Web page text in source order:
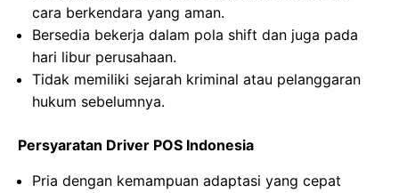
cara berkendara yang aman.
Bersedia bekerja dalam pola shift dan juga pada
hari libur perusahaan.
Tidak memiliki sejarah kriminal atau pelanggaran
hukum sebelumnya.
Persyaratan Driver POS Indonesia
Pria dengan kemampuan adaptasi yang cepat